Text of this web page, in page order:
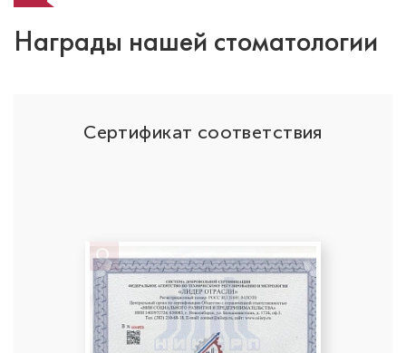
лечение под закисью
Стаж работы: 8 лет
Награды нашей стоматологии
Сертификат соответствия